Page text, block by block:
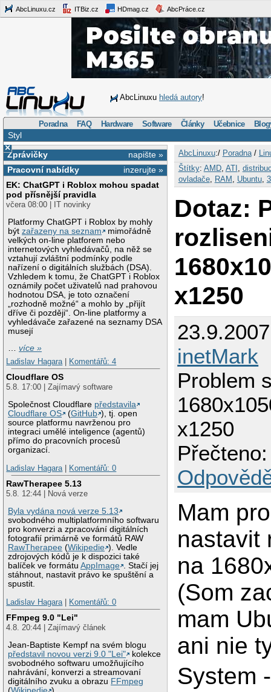
AbcLinuxu.cz ITBiz.cz HDmag.cz AbcPráce.cz
AbcLinuxu hledá autory!
Poradna FAQ Hardware Software Články Učebnice
Styl
×
napište »
Zprávičky
inzerujte »
Pracovní nabídky
EK: ChatGPT i Roblox mohou spadat
pod přísnější pravidla
včera 08:00 | IT novinky
Platformy ChatGPT i Roblox by mohly
býtzařazeny na seznam
mimořádně
velkých on-line platforem nebo
internetových vyhledávačů, na něž se
vztahují zvláštní podmínky podle
nařízení o digitálních službách (DSA).
Vzhledem k tomu, že ChatGPT i Roblox
oznámily počet uživatelů nad prahovou
hodnotou DSA, je toto označení
„rozhodně možné“ a mohlo by „přijít
dříve či později“. On-line platformy a
vyhledávače zařazené na seznamy DSA
musejí
…více »
Ladislav Hagara
Komentářů: 4
Cloudflare OS
5.8. 17:00 | Zajímavý software
Společnost Cloudflare představila
Cloudflare OS
(GitHub ), tj. open
source platformu navrženou pro
integraci umělé inteligence (agentů)
přímo do pracovních procesů
organizací.
Ladislav Hagara
Komentářů: 0
RawTherapee 5.13
5.8. 12:44 | Nová verze
Byla vydána nová verze 5.13
svobodného multiplatformního softwaru
pro konverzi a zpracování digitálních
fotografií primárně ve formátů RAW
RawTherapee (Wikipedie ). Vedle
zdrojových kódů je k dispozici také
balíček ve formátuAppImage . Stačí jej
stáhnout, nastavit právo ke spuštění a
spustit.
Ladislav Hagara
Komentářů: 0
FFmpeg 9.0 "Lei"
4.8. 20:44 | Zajímavý článek
Jean-Baptiste Kempf na svém blogu
představil novou verzi 9.0 "Lei"
kolekce
svobodného softwaru umožňujícího
nahrávání, konverzi a streamovaní
digitálního zvuku a obrazu FFmpeg
AbcLinuxu:/ Poradna/
Štítky: AMD, ATI
ovladače, RAM Ubuntu,
Dotaz:
x1250
inetMark
Problem
x1250
Mam
nastavit
na
(Som
mam
ani nie
System